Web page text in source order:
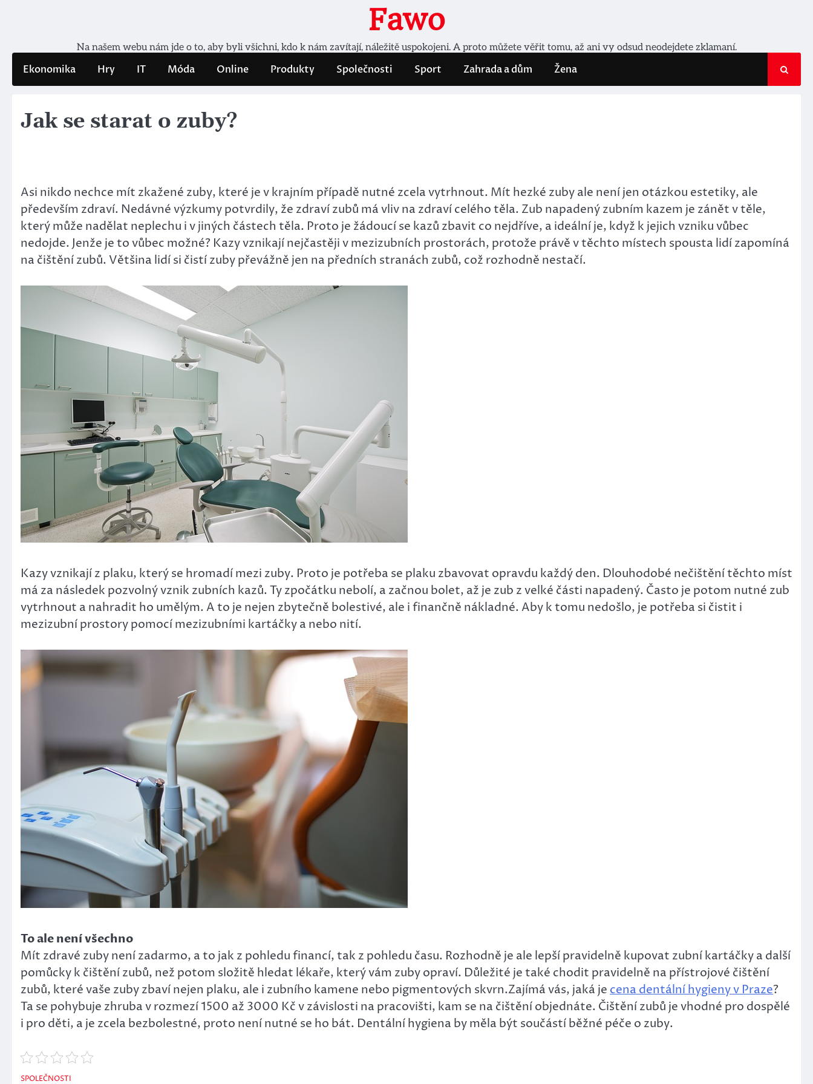
Fawo
Na našem webu nám jde o to, aby byli všichni, kdo k nám zavítají, náležitě uspokojeni. A proto můžete věřit tomu, až ani vy odsud neodejdete zklamaní.
Ekonomika Hry IT Móda Online Produkty Společnosti Sport Zahrada a dům Žena
Jak se starat o zuby?
Asi nikdo nechce mít zkažené zuby, které je v krajním případě nutné zcela vytrhnout. Mít hezké zuby ale není jen otázkou estetiky, ale
především zdraví. Nedávné výzkumy potvrdily, že zdraví zubů má vliv na zdraví celého těla. Zub napadený zubním kazem je zánět v těle,
který může nadělat neplechu i v jiných částech těla. Proto je žádoucí se kazů zbavit co nejdříve, a ideální je, když k jejich vzniku vůbec
nedojde. Jenže je to vůbec možné? Kazy vznikají nejčastěji v mezizubních prostorách, protože právě v těchto místech spousta lidí zapomíná
na čištění zubů. Většina lidí si čistí zuby převážně jen na předních stranách zubů, což rozhodně nestačí.
Kazy vznikají z plaku, který se hromadí mezi zuby. Proto je potřeba se plaku zbavovat opravdu každý den. Dlouhodobé nečištění těchto míst
má za následek pozvolný vznik zubních kazů. Ty zpočátku nebolí, a začnou bolet, až je zub z velké části napadený. Často je potom nutné zub
vytrhnout a nahradit ho umělým. A to je nejen zbytečně bolestivé, ale i finančně nákladné. Aby k tomu nedošlo, je potřeba si čistit i
mezizubní prostory pomocí mezizubními kartáčky a nebo nití.
To ale není všechno
Mít zdravé zuby není zadarmo, a to jak z pohledu financí, tak z pohledu času. Rozhodně je ale lepší pravidelně kupovat zubní kartáčky a další
pomůcky k čištění zubů, než potom složitě hledat lékaře, který vám zuby opraví. Důležité je také chodit pravidelně na přístrojové čištění
zubů, které vaše zuby zbaví nejen plaku, ale i zubního kamene nebo pigmentových skvrn.Zajímá vás, jaká je cena dentální hygieny v Praze?
Ta se pohybuje zhruba v rozmezí 1500 až 3000 Kč v závislosti na pracovišti, kam se na čištění objednáte. Čištění zubů je vhodné pro dospělé
i pro děti, a je zcela bezbolestné, proto není nutné se ho bát. Dentální hygiena by měla být součástí běžné péče o zuby.
SPOLEČNOSTI